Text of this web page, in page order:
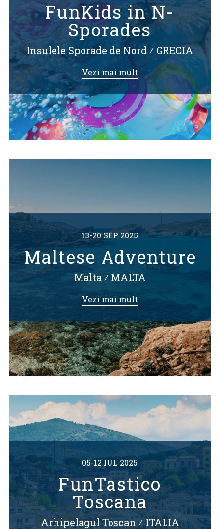
FunKids in N-
Sporades
Insulele Sporade de Nord⁄GRECIA
Vezi mai mult
13-20 SEP 2025
Maltese Adventure
Malta⁄ MALTA
Vezi mai mult
05-12 IUL 2025
FunTastico
Toscana
Arhipelagul Toscan⁄ITALIA